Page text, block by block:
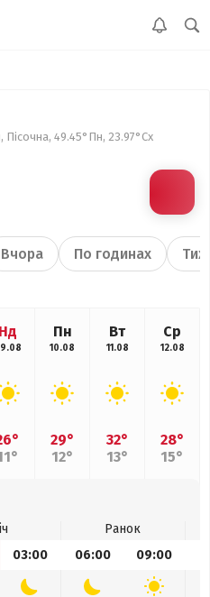
Пісочна, 49.45°Пн, 23.97°Сх
Вчора По годинах
Нд Пн
10.08
29°
12°
Вт
11.08
32°
13°
Ср
12.08
28°
15°
Ранок
03:00 06:00 09:00